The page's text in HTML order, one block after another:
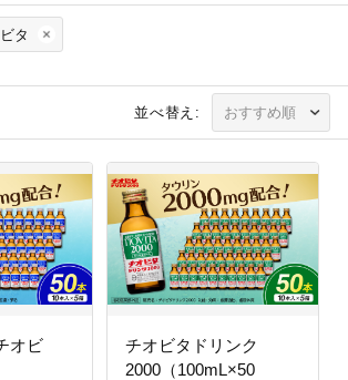
タ
並べ替え:
オビ
チオビタドリンク
2000（100mL×50